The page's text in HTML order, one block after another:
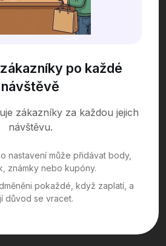
po každé
návštěvě
zákazníky za každou jejich
návštěvu.
nastavení může přidávat body,
známky nebo kupóny.
pokaždé, když zaplatí, a
důvod se vracet.